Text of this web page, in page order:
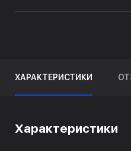
ХАРАКТЕРИСТИКИ
Характеристики